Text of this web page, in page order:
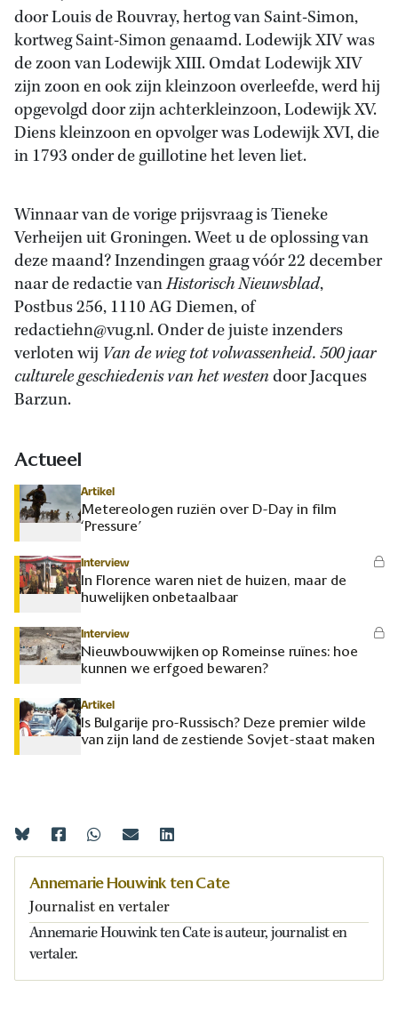
door Louis de Rouvray, hertog van Saint-Simon,
kortweg Saint-Simon genaamd. Lodewijk XIV was
de zoon van Lodewijk XIII. Omdat Lodewijk XIV
zijn zoon en ook zijn kleinzoon overleefde, werd hij
opgevolgd door zijn achterkleinzoon, Lodewijk XV.
Diens kleinzoon en opvolger was Lodewijk XVI, die
in 1793 onder de guillotine het leven liet.
Winnaar van de vorige prijsvraag is Tieneke
Verheijen uit Groningen. Weet u de oplossing van
deze maand? Inzendingen graag vóór 22 december
naar de redactie vanHistorisch Nieuwsblad,
Postbus 256, 1110 AG Diemen, of
redactiehn@vug.nl. Onder de juiste inzenders
verloten wij Van de wieg tot volwassenheid. 500 jaar
culturele geschiedenis van het westendoor Jacques
Barzun.
Actueel
Artikel
Metereologen ruziën over D-Day in film
‘Pressure’
Interview
In Florence waren niet de huizen, maar de
huwelijken onbetaalbaar
Interview
Nieuwbouwwijken op Romeinse ruïnes: hoe
kunnen we erfgoed bewaren?
Artikel
Is Bulgarije pro-Russisch? Deze premier wilde
van zijn land de zestiende Sovjet-staat maken
Annemarie Houwink ten Cate
Journalist en vertaler
Annemarie Houwink ten Cate is auteur, journalist en
vertaler.